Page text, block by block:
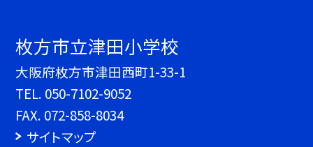
枚方市立津田小学校
大阪府枚方市津田西町1-33-1
TEL. 050-7102-9052
FAX. 072-858-8034
サイトマップ